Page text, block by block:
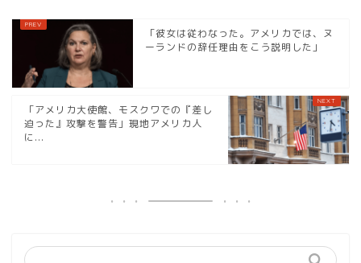
「彼女は従わなった。アメリカでは、ヌ
ーランドの辞任理由をこう説明した」
「アメリカ大使館、モスクワでの『差し
迫った』攻撃を警告」現地アメリカ人
に...